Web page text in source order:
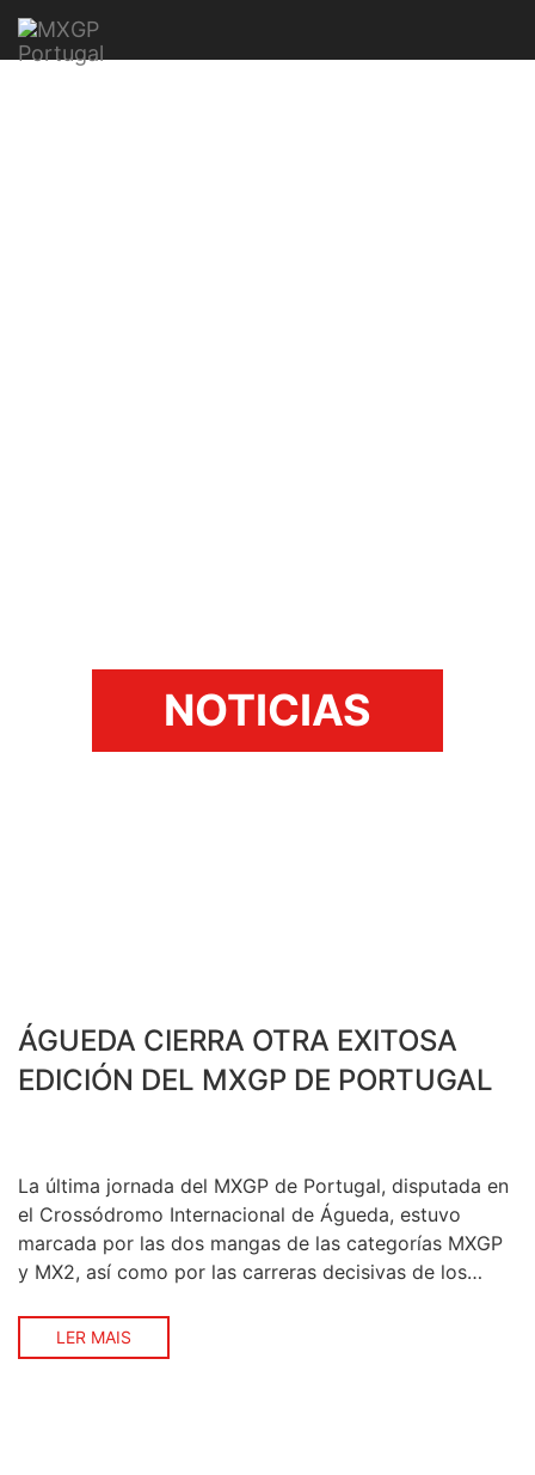
NOTICIAS
ÁGUEDA CIERRA OTRA EXITOSA
EDICIÓN DEL MXGP DE PORTUGAL
La última jornada del MXGP de Portugal, disputada en
el Crossódromo Internacional de Águeda, estuvo
marcada por las dos mangas de las categorías MXGP
y MX2, así como por las carreras decisivas de los
diferencia de ediciones anteriores, la prueba se
celebró bajo altas temperaturas y en un […]
LER MAIS